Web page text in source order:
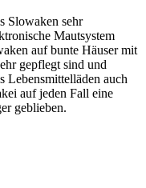
Slowaken sehr
Mautsystem
auf bunte Häuser mit
gepflegt sind und
Lebensmittelläden auch
auf jeden Fall eine
geblieben.